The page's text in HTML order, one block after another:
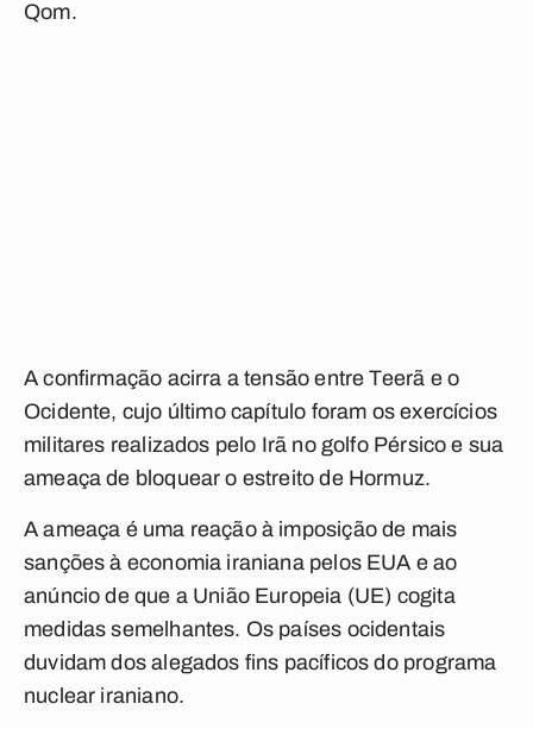
Qom.
A confirmação acirra a tensão entre Teerã e o
Ocidente, cujo último capítulo foram os exercícios
militares realizados pelo Irã no golfo Pérsico e sua
ameaça de bloquear o estreito de Hormuz.
A ameaça é uma reação à imposição de mais
sanções à economia iraniana pelos EUA e ao
anúncio de que a União Europeia (UE) cogita
medidas semelhantes. Os países ocidentais
duvidam dos alegados fins pacíficos do programa
nuclear iraniano.